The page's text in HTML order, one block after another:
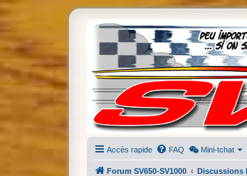
Accès rapide FAQ Mini-tchat
Forum SV650-SV1000 Discussions